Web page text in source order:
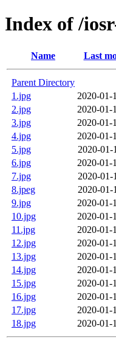
Index of /
Name Last
Parent Directory
1.jpg
2020-01-
2.jpg
2020-01-
3.jpg
2020-01-
4.jpg
2020-01-
5.jpg
2020-01-
6.jpg
2020-01-
7.jpg
2020-01-
8.jpeg
2020-01-
9.jpg
2020-01-
10.jpg
2020-01-
11.jpg
2020-01-
12.jpg
2020-01-
13.jpg
2020-01-
14.jpg
2020-01-
15.jpg
2020-01-
16.jpg
2020-01-
17.jpg
2020-01-
18.jpg
2020-01-